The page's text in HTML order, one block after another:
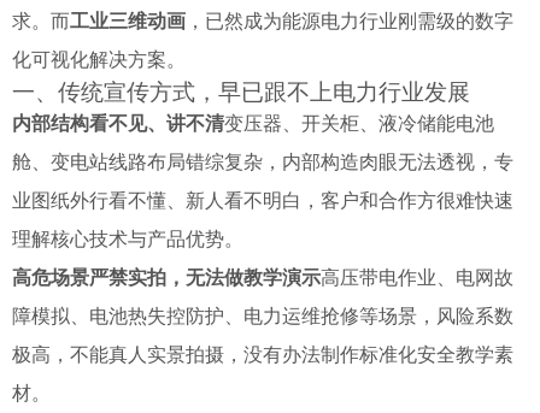
求。而工业三维动画 ，已然成为能源电力行业刚需级的数字
化可视化解决方案。
一、传统宣传方式，早已跟不上电力行业发展
内部结构看不见、讲不清变压器、开关柜、液冷储能电池
舱、变电站线路布局错综复杂，内部构造肉眼无法透视，专
业图纸外行看不懂、新人看不明白，客户和合作方很难快速
理解核心技术与产品优势。
高危场景严禁实拍，无法做教学演示高压带电作业、电网故
障模拟、电池热失控防护、电力运维抢修等场景，风险系数
极高，不能真人实景拍摄，没有办法制作标准化安全教学素
材。